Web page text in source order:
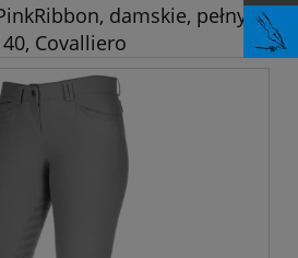
damskie, pełny
Covalliero